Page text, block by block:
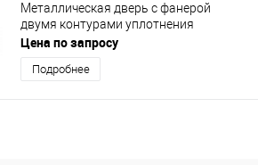
Металлическая дверь с фанерой
двумя контурами уплотнения
Цена по запросу
Подробнее